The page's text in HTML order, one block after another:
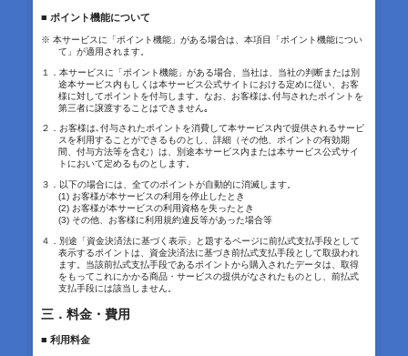
■ ポイント機能について
※ 本サービスに「ポイント機能」がある場合は、本項目「ポイント機能につい
て」が適用されます。
１．本サービスに「ポイント機能」がある場合、当社は、当社の判断または別
途本サービス内もしくは本サービス公式サイトにおける定めに従い、お客
様に対してポイントを付与します。なお、お客様は､付与されたポイントを
第三者に譲渡することはできません｡
２．お客様は､付与されたポイントを消費して本サービス内で提供されるサービ
スを利用することができるものとし、詳細（その他、ポイントの有効期
間、付与方法等を含む）は、別途本サービス内または本サービス公式サイ
トにおいて定めるものとします。
３．以下の場合には、全てのポイントが自動的に消滅します。
(1) お客様が本サービスの利用を停止したとき
(2) お客様が本サービスの利用資格を失ったとき
(3) その他、お客様に利用規約違反等があった場合等
４．別途「資金決済法に基づく表示」と題するページに前払式支払手段として
表示するポイントは、資金決済法に基づき前払式支払手段として取扱われ
ます。当該前払式支払手段であるポイントから購入されたデータは、取得
をもってこれにかかる商品・サービスの提供がなされたものとし、前払式
支払手段には該当しません。
三．料金・費用
■ 利用料金